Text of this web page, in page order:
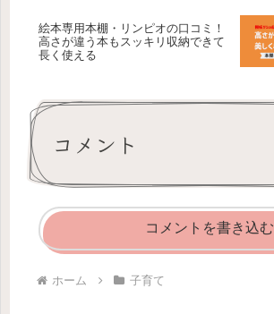
絵本専用本棚・リンピオの口コミ！
高さが違う本もスッキリ収納できて
長く使える
コメント
コメントを書き込む
ホーム 子育て